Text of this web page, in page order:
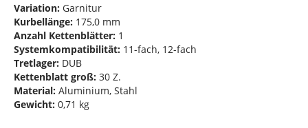
Variation: Garnitur
Kurbellänge: 175,0 mm
Anzahl Kettenblätter: 1
Systemkompatibilität: 11-fach, 12-fach
Tretlager: DUB
Kettenblatt groß: 30 Z.
Material: Aluminium, Stahl
Gewicht: 0,71 kg